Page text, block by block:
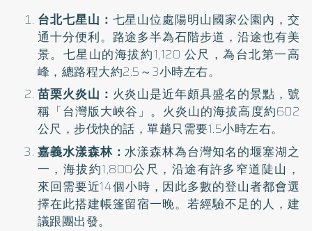
台北七星山： 七星山位處陽明山國家公園內，交
通十分便利。路途多半為石階步道，沿途也有美
景。七星山的海拔約1,120 公尺，為台北第一高
峰，總路程大約2.5～3小時左右。
苗栗火炎山： 火炎山是近年頗具盛名的景點，號
稱「台灣版大峽谷」。火炎山的海拔高度約602
公尺，步伐快的話，單趟只需要1.5小時左右。
嘉義水漾森林：水漾森林為台灣知名的堰塞湖之
一，海拔約1,800公尺，沿途有許多窄道陡山，
來回需要近14個小時，因此多數的登山者都會選
擇在此搭建帳篷留宿一晚。若經驗不足的人，建
議跟團出發。